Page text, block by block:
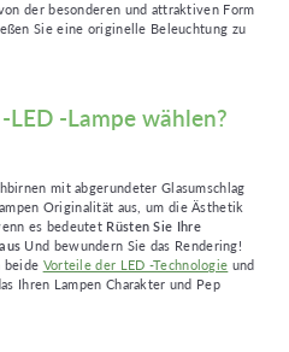
der besonderen und attraktiven Form
Sie eine originelle Beleuchtung zu
-Lampe wählen?
mit abgerundeter Glasumschlag
Originalität aus, um die Ästhetik
es bedeutet Rüsten Sie Ihre
Und bewundern Sie das Rendering!
beide Vorteile der LED -Technologie und
Ihren Lampen Charakter und Pep